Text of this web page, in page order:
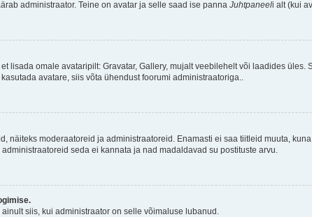
administraator. Teine on avatar ja selle saad ise panna Juhtpaneeli alt (kui
lisada omale avataripilt: Gravatar, Gallery, mujalt veebilehelt või laadides üles.
avatare, siis võta ühendust foorumi administraatoriga..
näiteks moderaatoreid ja administraatoreid. Enamasti ei saa tiitleid muuta,
seda ei kannata ja nad madaldavad su postituste arvu.
siis, kui administraator on selle võimaluse lubanud.